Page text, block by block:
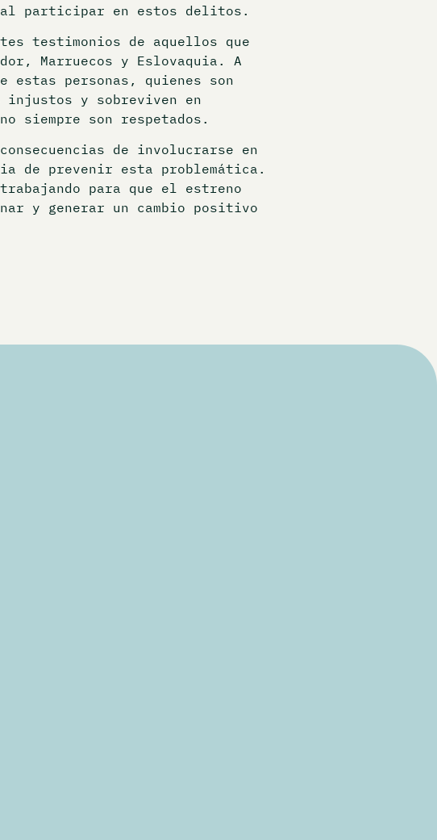
al participar en estos delitos.
testimonios de aquellos que
Marruecos y Eslovaquia. A
personas, quienes son
injustos y sobreviven en
siempre son respetados.
de involucrarse en
de prevenir esta problemática.
para que el estreno
y generar un cambio positivo